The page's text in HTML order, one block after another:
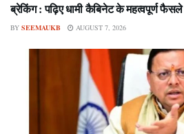
ब्रेकिंग : पढ़िए धामी कैबिनेट के महत्वपूर्ण फैसले
BY SEEMAUKB AUGUST 7, 2026